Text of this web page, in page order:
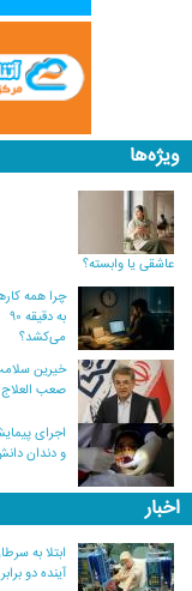
ویژه‌ها
عاشقی یا وابسته؟
چرا همه
به دقیقه ۹۰
می‌کشد؟
خیرین
صعب
اجرای
و دندان
اخبار
آینده دو